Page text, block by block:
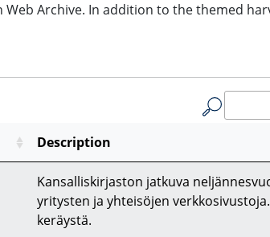
Archive. In addition to the themed
Description
Kansalliskirjaston jatkuva
yritysten ja yhteisöjen
keräystä.